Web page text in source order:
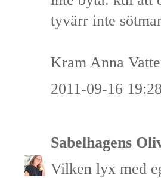
tyvärr inte
Kram Anna
2011-09-16 19:28
Sabelhagens
Vilken lyx med